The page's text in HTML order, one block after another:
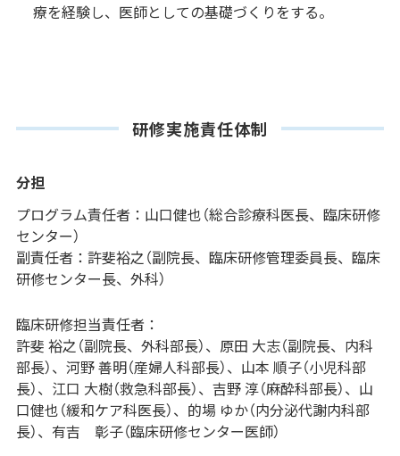
療を経験し、医師としての基礎づくりをする。
研修実施責任体制
分担
プログラム責任者：山口健也（総合診療科医長、臨床研修
センター）
副責任者：許斐裕之（副院長、臨床研修管理委員長、臨床
研修センター長、外科）
臨床研修担当責任者：
許斐 裕之（副院長、外科部長）、原田 大志（副院長、内科
部長）、河野 善明（産婦人科部長）、山本 順子（小児科部
長）、江口 大樹（救急科部長）、吉野 淳（麻酔科部長）、山
口健也（緩和ケア科医長）、的場 ゆか（内分泌代謝内科部
長）、有吉 彰子（臨床研修センター医師）